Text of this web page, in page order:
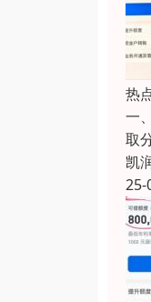
热
一
取
凯
25-